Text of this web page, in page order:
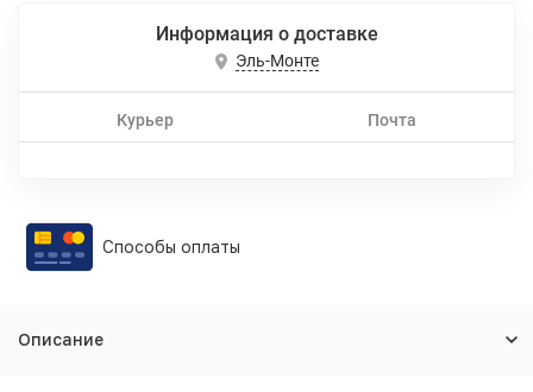
Информация о доставке
Эль-Монте
Курьер Почта
Способы оплаты
Описание